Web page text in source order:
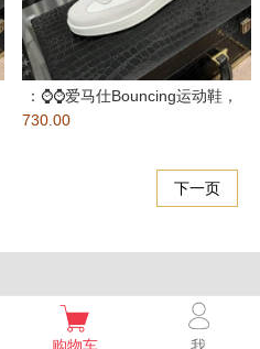
：⌚️⌚️爱马仕Bouncing运动鞋，
男士休闲运动鞋，鞋面
730.00
下一页